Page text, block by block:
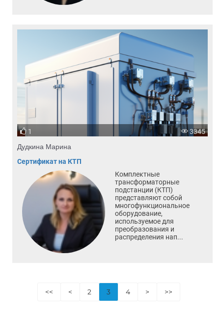
1 3345
Дудкина Марина
Сертификат на КТП
Комплектные
трансформаторные
подстанции (КТП)
представляют собой
многофункциональное
оборудование,
используемое для
преобразования и
распределения нап...
<< < 2 3 4 > >>